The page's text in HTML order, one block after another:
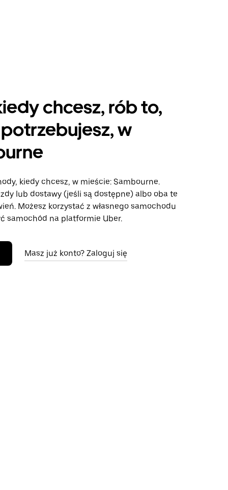
chcesz, rób to,
w
kiedy chcesz, w mieście: Sambourne.
lub dostawy (jeśli są dostępne) albo oba te
Możesz korzystać z własnego samochodu
samochód na platformie Uber.
Masz już konto? Zaloguj się